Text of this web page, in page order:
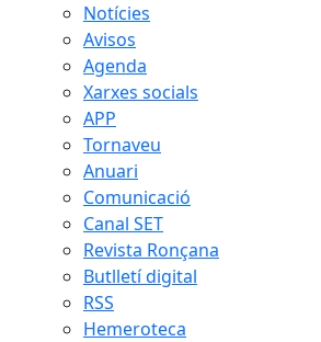
Notícies
Avisos
Agenda
Xarxes socials
APP
Tornaveu
Anuari
Comunicació
Canal SET
Revista Ronçana
Butlletí digital
RSS
Hemeroteca